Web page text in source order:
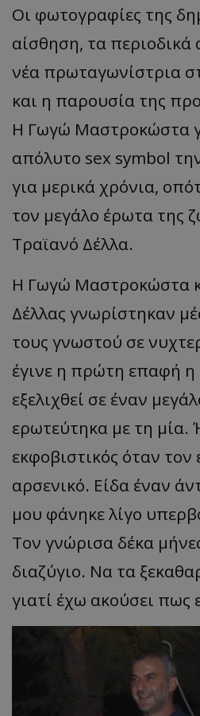
Οι φωτογραφίες της
αίσθηση, τα περιοδικά
νέα πρωταγωνίστρια
και η παρουσία της π
H Γωγώ Μαστροκώστα
απόλυτο sex symbol
για μερικά χρόνια, οπ
τον μεγάλο έρωτα της
Τραϊανό Δέλλα.
Η Γωγώ Μαστροκώστα
Δέλλας γνωρίστηκαν
τους γνωστού σε
έγινε η πρώτη επαφή η
εξελιχθεί σε έναν
ερωτεύτηκα με τη μία.
εκφοβιστικός όταν τον
αρσενικό. Είδα έναν
μου φάνηκε λίγο
Τον γνώρισα δέκα
διαζύγιο. Να τα
γιατί έχω ακούσει πως